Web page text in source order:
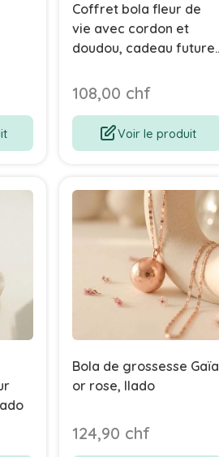
Coffret bola fleur de
vie avec cordon et
doudou, cadeau future
108,00 chf
Voir le produit
Bola de grossesse Gaïa
or rose, Ilado
124,90 chf